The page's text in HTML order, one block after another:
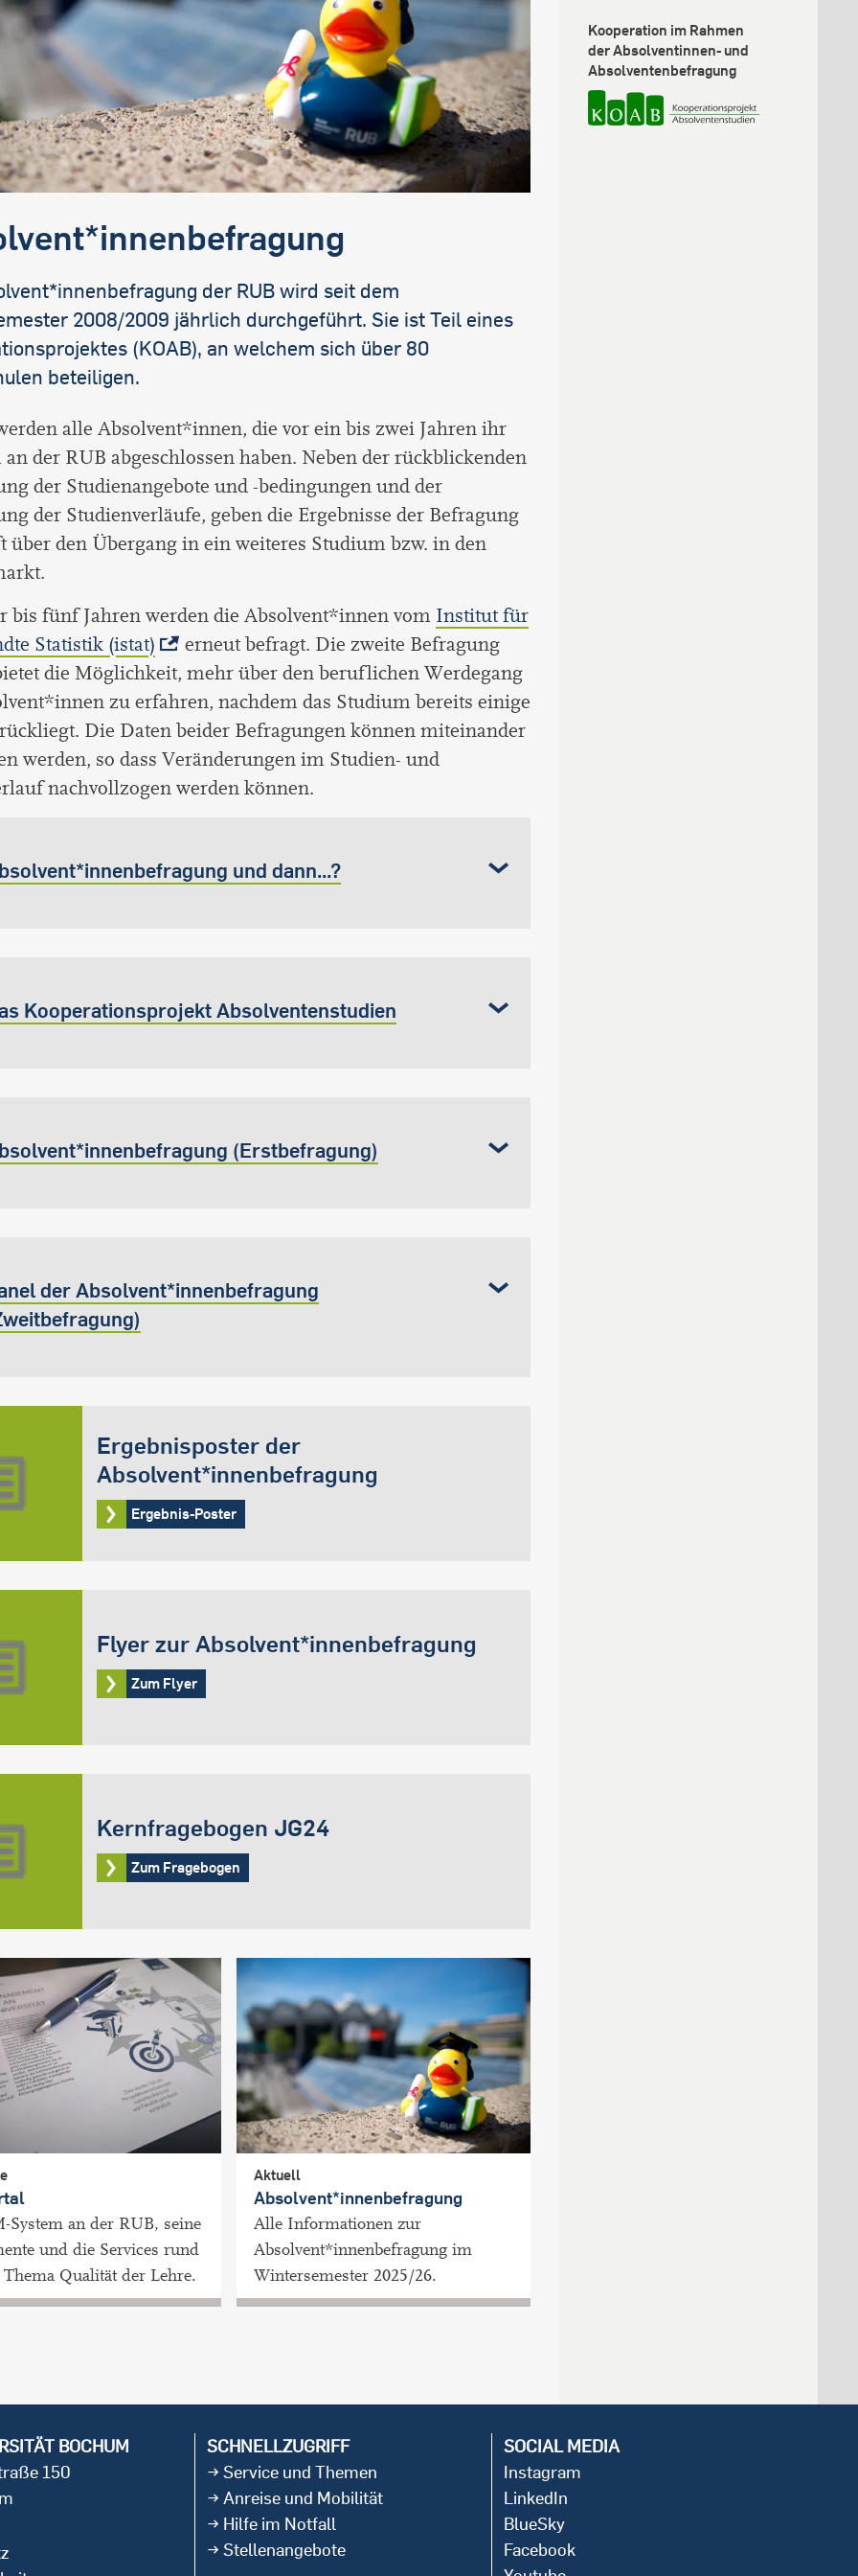
der RUB wird seit dem
2008/2009 jährlich durchgeführt. Sie ist Teil eines
(KOAB), an welchem sich über 80
beteiligen.
alle Absolvent*innen, die vor ein bis zwei Jahren ihr
der RUB abgeschlossen haben. Neben der rückblickenden
der Studienangebote und -bedingungen und der
der Studienverläufe, geben die Ergebnisse der Befragung
über den Übergang in ein weiteres Studium bzw. in den
bis fünf Jahren werden die Absolvent*innen vom Institut für
Statistik (istat)
erneut befragt. Die zweite Befragung
die Möglichkeit, mehr über den beruflichen Werdegang
zu erfahren, nachdem das Studium bereits einige
Die Daten beider Befragungen können miteinander
werden, so dass Veränderungen im Studien- und
nachvollzogen werden können.
und dann...?
Kooperationsprojekt Absolventenstudien
(Erstbefragung)
der Absolvent*innenbefragung
Ergebnisposter der
Absolvent*innenbefragung
Ergebnis-Poster
Flyer zur Absolvent*innenbefragung
Zum Flyer
Kernfragebogen JG24
Zum Fragebogen
System an der RUB, seine
und die Services rund
Qualität der Lehre.
Aktuell
Absolvent*innenbefragung
Alle Informationen zur
Absolvent*innenbefragung im
Wintersemester 2025/26.
Kooperation im Rahmen
der Absolventinnen- und
Absolventenbefragung
BOCHUM
150
SCHNELLZUGRIFF
Service und Themen
Anreise und Mobilität
Hilfe im Notfall
Stellenangebote
SOCIAL MEDIA
Instagram
LinkedIn
BlueSky
Facebook